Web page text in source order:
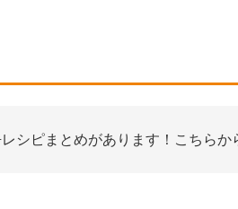
シピまとめがあります！こちらか